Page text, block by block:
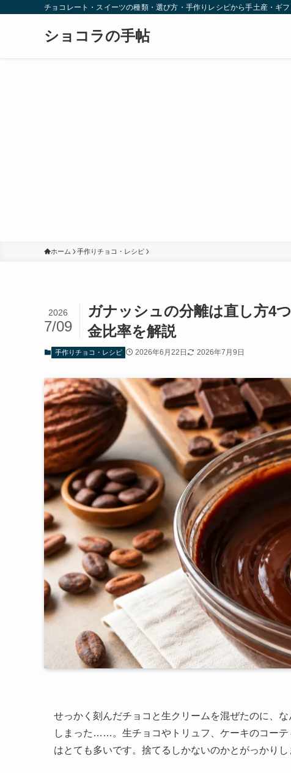
チョコレート・スイーツの種類・選び方・手作りレシピから手土産・ギ
ショコラの手帖
ホーム 手作りチョコ・レシピ
ガナッシュの分離は直し方4
金比率を解説
2026
7/09
手作りチョコ・レシピ 2026年6月22日 2026年7月9日
せっかく刻んだチョコと生クリームを混ぜたのに、
しまった……。生チョコやトリュフ、ケーキのコーテ
はとても多いです。捨てるしかないのかとがっかりし